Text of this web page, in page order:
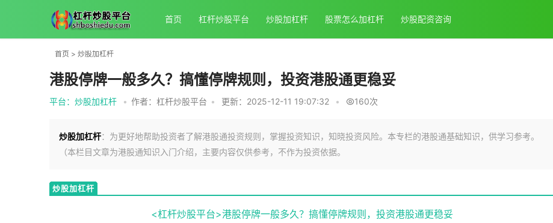
首页 杠杆炒股平台 炒股加杠杆 股票怎么加杠杆 炒股配资咨询
首页 > 炒股加杠杆
港股停牌一般多久？搞懂停牌规则，投资港股通更稳妥
平台：炒股加杠杆 • 作者：杠杆炒股平台 • 更新：2025-12-11 19:07:32 • 160次
炒股加杠杆：为更好地帮助投资者了解港股通投资规则，掌握投资知识，知晓投资风险。本专栏的港股通基础知识，供学习参考。
（本栏目文章为港股通知识入门介绍，主要内容仅供参考，不作为投资依据。
炒股加杠杆
<杠杆炒股平台>港股停牌一般多久？搞懂停牌规则，投资港股通更稳妥